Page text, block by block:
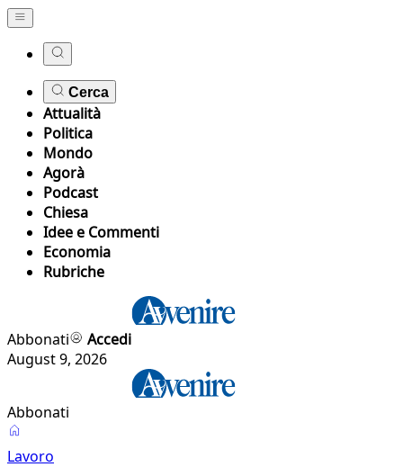
Cerca
Attualità
Politica
Mondo
Agorà
Podcast
Chiesa
Idee e Commenti
Economia
Rubriche
Abbonati
Accedi
August 9, 2026
Abbonati
Lavoro